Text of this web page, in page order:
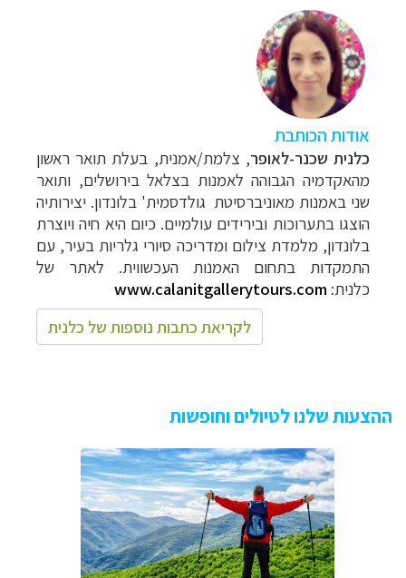
אודות הכותבת
כלנית שכנר-לאופר, צלמת/אמנית, בעלת תואר ראשון
מהאקדמיה הגבוהה לאמנות בצלאל בירושלים, ותואר
שני באמנות מאוניברסיטת גולדסמית' בלונדון. יצירותיה
הוצגו בתערוכות ובירידים עולמיים. כיום היא חיה ויוצרת
בלונדון, מלמדת צילום ומדריכה סיורי גלריות בעיר, עם
התמקדות בתחום האמנות העכשווית. לאתר של
כלנית: www.calanitgallerytours.com
לקריאת כתבות נוספות של כלנית
ההצעות שלנו לטיולים וחופשות